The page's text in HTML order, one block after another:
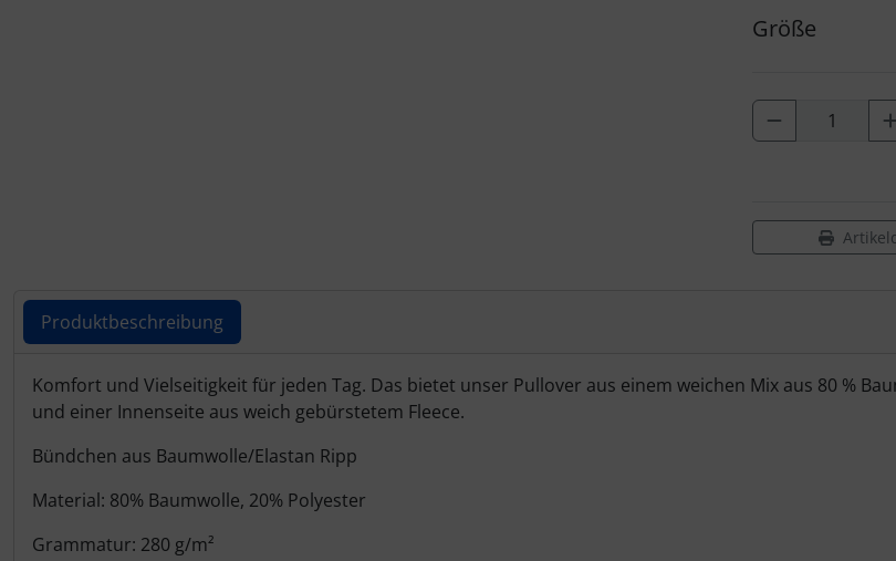
Größe
Produktbeschreibung
Produktbeschreibung
Komfort und Vielseitigkeit für jeden Tag. Das bietet unser Pullover aus einem weichen Mix aus 80 %
und einer Innenseite aus weich gebürstetem Fleece.
Bündchen aus Baumwolle/Elastan Ripp
Material: 80% Baumwolle, 20% Polyester
Grammatur: 280 g/m²